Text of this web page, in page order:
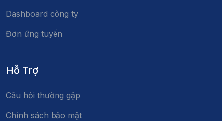
Dashboard công ty
Đơn ứng tuyển
Hỗ Trợ
Câu hỏi thường gặp
Chính sách bảo mật